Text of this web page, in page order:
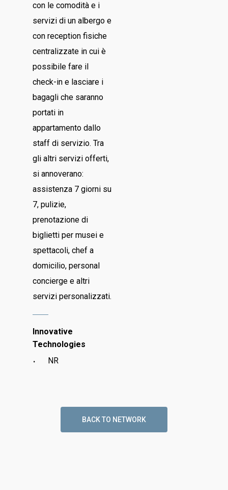
con le comodità e i
servizi di un albergo e
con reception fisiche
centralizzate in cui è
possibile fare il
check-in e lasciare i
bagagli che saranno
portati in
appartamento dallo
staff di servizio. Tra
gli altri servizi offerti,
si annoverano:
assistenza 7 giorni su
7, pulizie,
prenotazione di
biglietti per musei e
spettacoli, chef a
domicilio, personal
concierge e altri
servizi personalizzati.
Innovative
Technologies
NR
BACK TO NETWORK